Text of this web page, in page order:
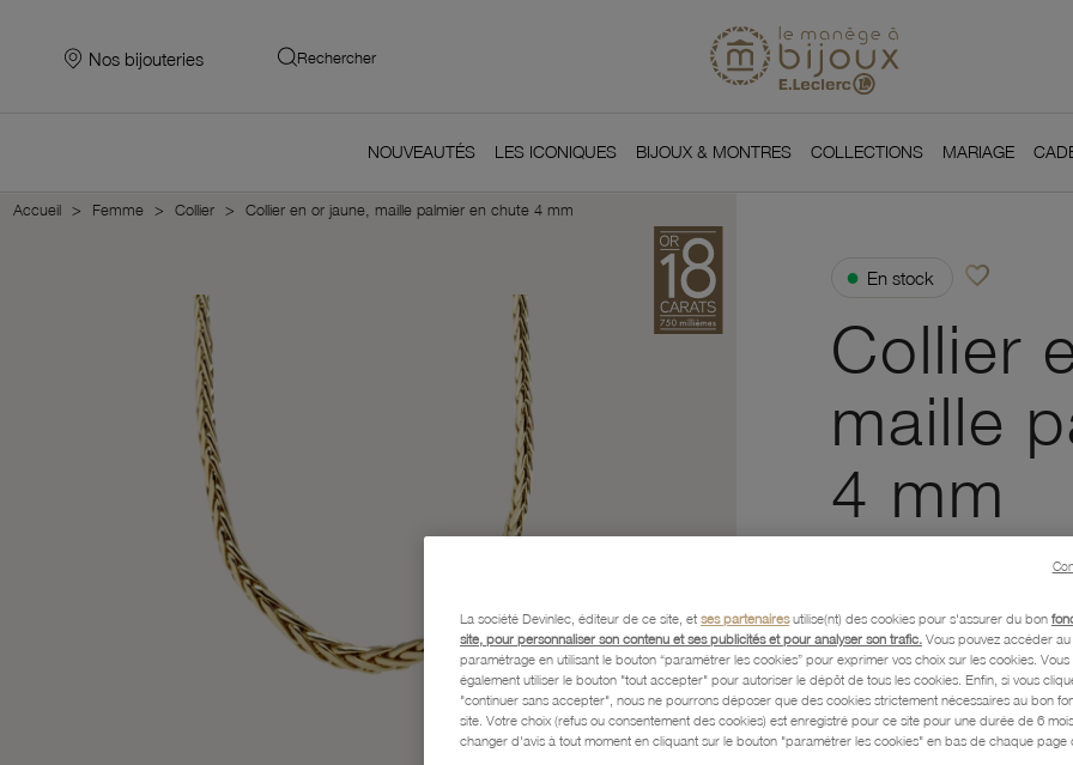
Nos bijouteries Rechercher
NOUVEAUTÉS LES ICONIQUES BIJOUX & MONTRES COLLECTIONS MARIAGE
Accueil Femme Collier Collier en or jaune, maille palmier en chute 4 mm
● En stock favorite_borderAjouter à vos
Collier
maille
4 mm
Description
Caractéristiques détaillées
La société Devinlec, éditeur de ce site, et ses partenairesutilise(nt) des cookies pour s'assurer du bon
site, pour personnaliser son contenu et ses publicités et pour analyser son trafic. Vous pouvez accéder
paramétrage en utilisant le bouton “paramétrer les cookies” pour exprimer vos choix sur les cookies. Vous
également utiliser le bouton "tout accepter" pour autoriser le dépôt de tous les cookies. Enfin, si vous
"continuer sans accepter", nous ne pourrons déposer que des cookies strictement nécessaires au bon
site. Votre choix (refus ou consentement des cookies) est enregistré pour ce site pour une durée de 6
changer d'avis à tout moment en cliquant sur le bouton "paramétrer les cookies" en bas de chaque page